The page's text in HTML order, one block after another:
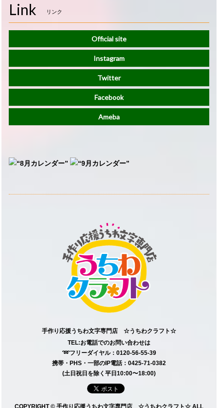
Link リンク
Official site
Instagram
Twitter
Facebook
Ameba
手作り応援うちわ文字専門店 ☆うちわクラフト☆
TEL:お電話でのお問い合わせは
➿フリーダイヤル：0120-56-55-39
携帯・PHS・一部のIP電話：0425-71-0382
(土日祝日を除く平日10:00〜18:00)
COPYRIGHT © 手作り応援うちわ文字専門店 ☆うちわクラフト☆ ALL